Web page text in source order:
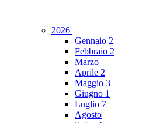
2026
Gennaio 2
Febbraio 2
Marzo
Aprile 2
Maggio 3
Giugno 1
Luglio 7
Agosto